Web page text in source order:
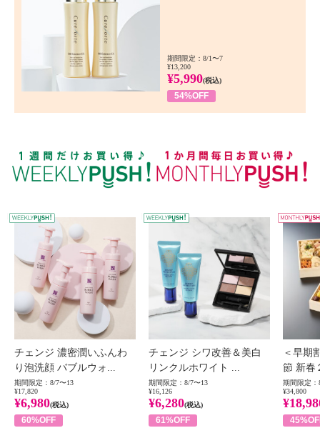
期間限定：8/1〜7
¥13,200
¥5,990(税込)
54%OFF
WEEKLY PUSH
チェンジ 濃密潤いふんわ
り泡洗顔 バブルウォ...
期間限定：8/7〜13
¥17,820
¥6,980(税込)
60%OFF
チェンジ シワ改善＆美白
リンクルホワイト ...
期間限定：8/7〜13
¥16,126
¥6,280(税込)
61%OFF
＜早期
節 新春
期間限定：
¥34,800